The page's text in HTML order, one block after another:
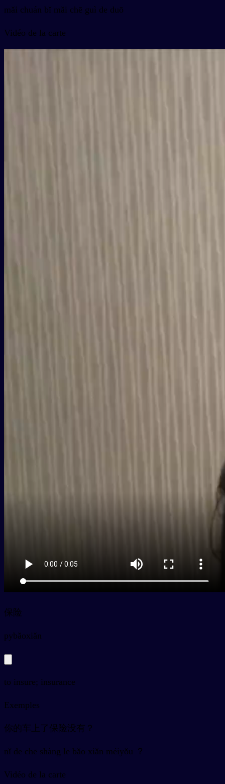
mǎi chuán bǐ mǎi chē guì de duō
Vidéo de la carte
保险
pybǎoxiǎn
to insure; insurance
Exemples
你的车上了保险没有？
nǐ de chē shàng le bǎo xiǎn méiyǒu ？
Vidéo de la carte